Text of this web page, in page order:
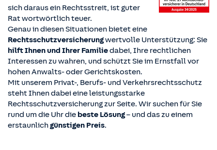
sich daraus ein Rechtsstreit, ist guter
Rat wortwörtlich teuer.
Genau in diesen Situationen bietet eine
Rechtsschutzversicherungwertvolle Unterstützung: Sie
hilft Ihnen und Ihrer Familiedabei, Ihre rechtlichen
Interessen zu wahren, und schützt Sie im Ernstfall vor
hohen Anwalts- oder Gerichtskosten.
Mit unserem Privat-, Berufs- und Verkehrsrechtsschutz
steht Ihnen dabei eine leistungsstarke
Rechtsschutzversicherung zur Seite. Wir suchen für Sie
rund um die Uhr die beste Lösung– und das zu einem
erstaunlichgünstigen Preis.